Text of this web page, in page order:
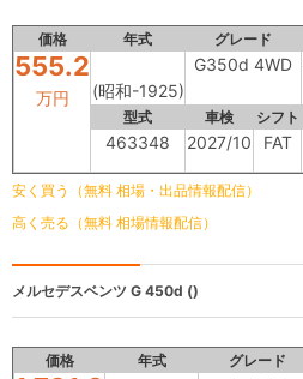
価格 年式 グレード
555.2
万円 (昭和-1925)
G350d 4WD
型式 車検 シフト
463348 2027/10 FAT
安く買う（無料 相場・出品情報配信）
高く売る（無料 相場情報配信）
メルセデスベンツ G 450d ()
価格 年式 グレード